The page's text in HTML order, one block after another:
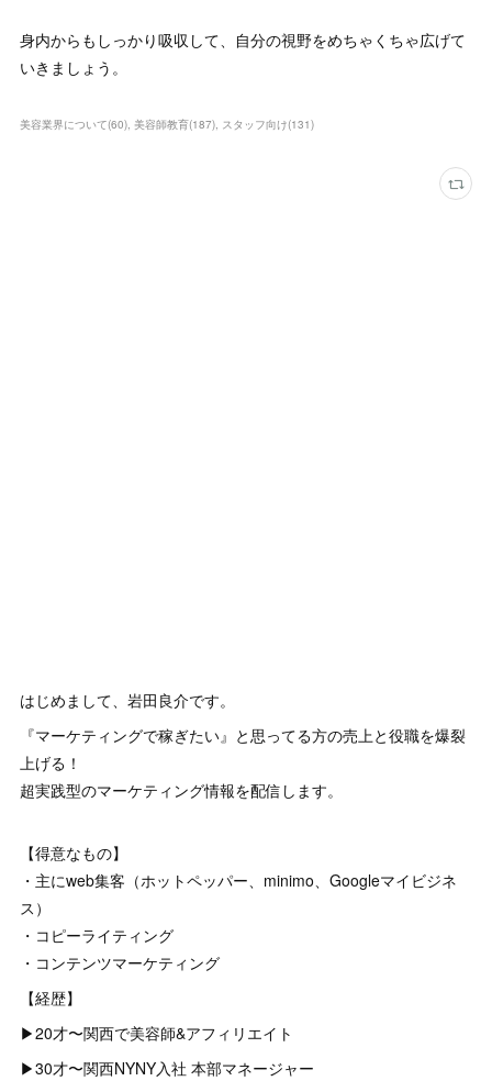
身内からもしっかり吸収して、自分の視野をめちゃくちゃ広げて
いきましょう。
美容業界について(60) 美容師教育(187) スタッフ向け(131)
はじめまして、岩田良介です。
『マーケティングで稼ぎたい』と思ってる方の売上と役職を爆裂
上げる！
超実践型のマーケティング情報を配信します。
【得意なもの】
・主にweb集客（ホットペッパー、minimo、Googleマイビジネ
ス）
・コピーライティング
・コンテンツマーケティング
【経歴】
▶︎20才〜関西で美容師&アフィリエイト
▶︎30才〜関西NYNY入社 本部マネージャー